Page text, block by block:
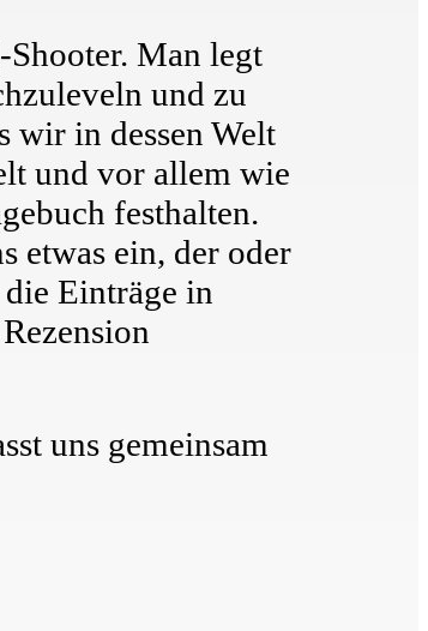
Man legt
und zu
wir in dessen Welt
und vor allem wie
festhalten.
etwas ein, der oder
Einträge in
uns gemeinsam